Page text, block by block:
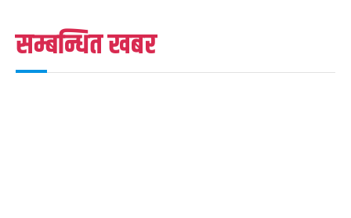
सम्बन्धित खबर